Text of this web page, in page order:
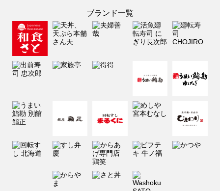
ブランド一覧